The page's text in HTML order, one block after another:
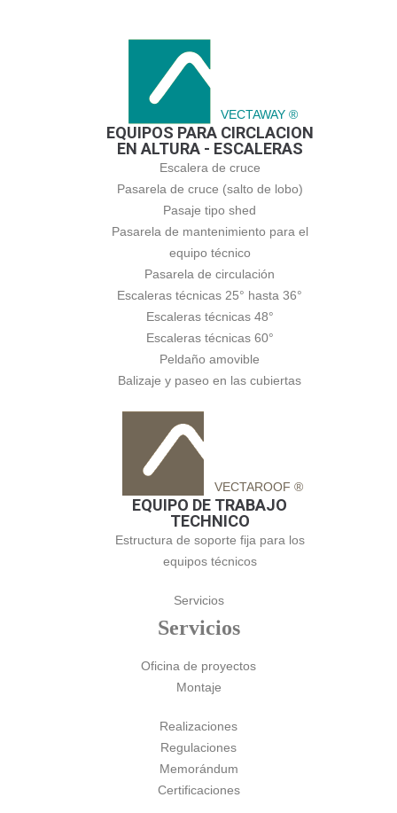
VECTAWAY ®
EQUIPOS PARA CIRCLACION
EN ALTURA - ESCALERAS
Escalera de cruce
Pasarela de cruce (salto de lobo)
Pasaje tipo shed
Pasarela de mantenimiento para el
equipo técnico
Pasarela de circulación
Escaleras técnicas 25° hasta 36°
Escaleras técnicas 48°
Escaleras técnicas 60°
Peldaño amovible
Balizaje y paseo en las cubiertas
VECTAROOF ®
EQUIPO DE TRABAJO
TECHNICO
Estructura de soporte fija para los
equipos técnicos
Servicios
Servicios
Oficina de proyectos
Montaje
Realizaciones
Regulaciones
Memorándum
Certificaciones